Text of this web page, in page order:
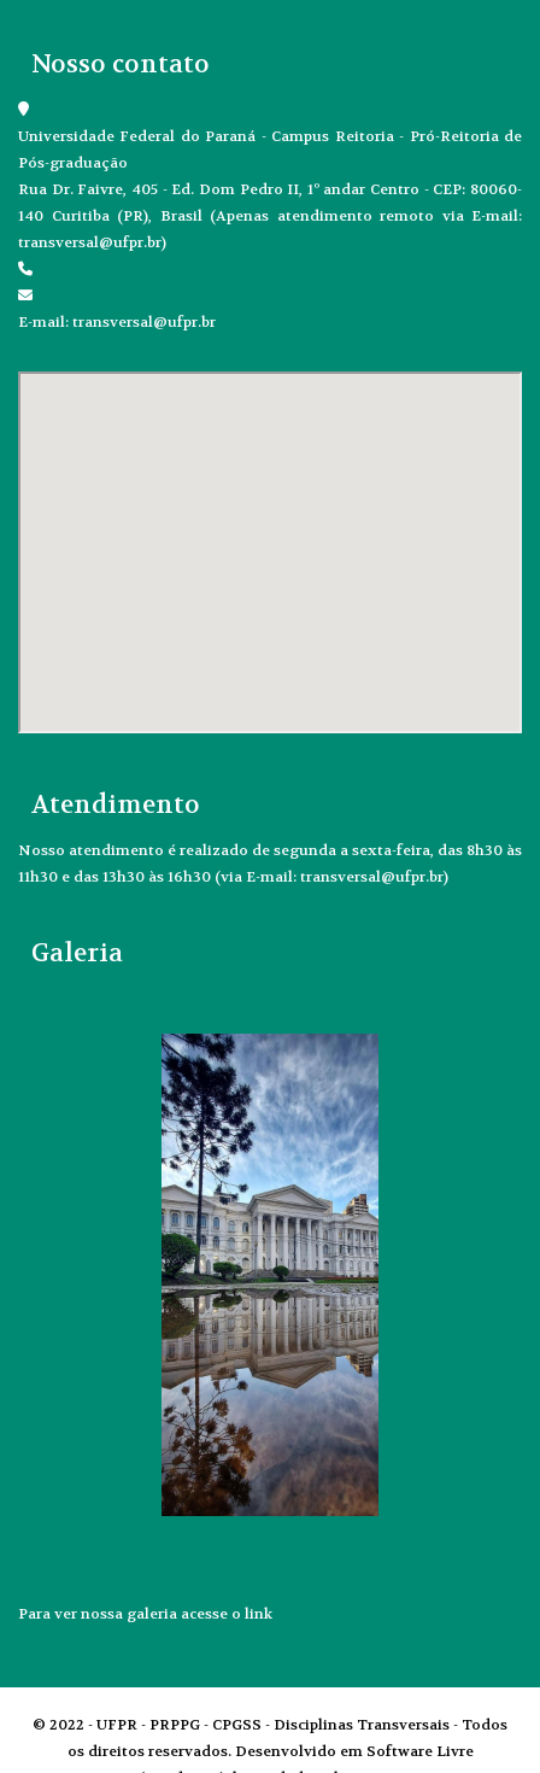
Nosso contato
Universidade Federal do Paraná - Campus Reitoria - Pró-Reitoria de
Pós-graduação
Rua Dr. Faivre, 405 - Ed. Dom Pedro II, 1º andar Centro - CEP: 80060-
140 Curitiba (PR), Brasil (Apenas atendimento remoto via E-mail:
transversal@ufpr.br)
E-mail: transversal@ufpr.br
Atendimento
Nosso atendimento é realizado de segunda a sexta-feira, das 8h30 às
11h30 e das 13h30 às 16h30 (via E-mail: transversal@ufpr.br)
Galeria
Para ver nossa galeria acesse o link
© 2022 - UFPR - PRPPG - CPGSS - Disciplinas Transversais - Todos
os direitos reservados. Desenvolvido em Software Livre